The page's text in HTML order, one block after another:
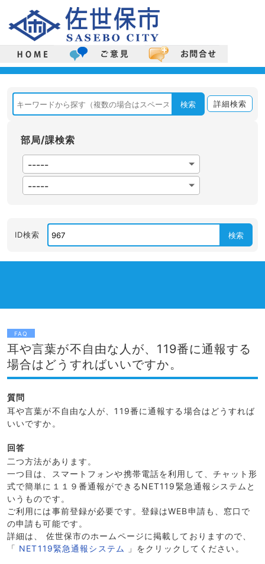
検索 詳細検索
部局/課検索
ID検索 検索
FAQ
耳や言葉が不自由な人が、119番に通報する
場合はどうすればいいですか。
質問
耳や言葉が不自由な人が、119番に通報する場合はどうすれば
いいですか。
回答
二つ方法があります。
一つ目は、スマートフォンや携帯電話を利用して、チャット形
式で簡単に１１９番通報ができるNET119緊急通報システムと
いうものです。
ご利用には事前登録が必要です。登録はWEB申請も、窓口で
の申請も可能です。
詳細は、
佐世保市のホームページに掲載しておりますので、
「 NET119緊急通報システム 」をクリックしてください。